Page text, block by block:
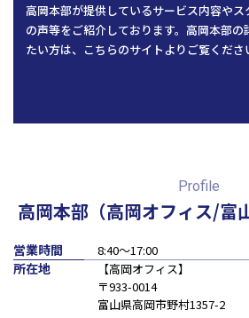
生命保険・損害保険の最適化
資産管理会社設立
相続事前対策
法律相談
医療・介護・福祉の皆様へ
会計・税務（公益法人）
人事労務サポート
企業理念
グループの強み
グループ企業一覧
高岡本部が提供しているサービス内容や
の声等をご紹介しております。高岡本部
たい方は、こちらのサイトよりご覧くださ
Profile
高岡本部（高岡オフィス/富
営業時間 8:40〜17:00
所在地
【高岡オフィス】
〒933-0014
富山県高岡市野村1357-2